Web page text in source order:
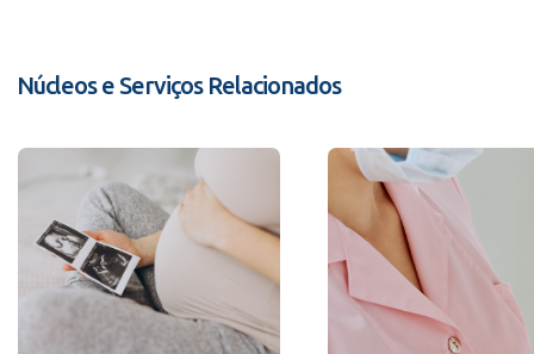
Núcleos e Serviços Relacionados